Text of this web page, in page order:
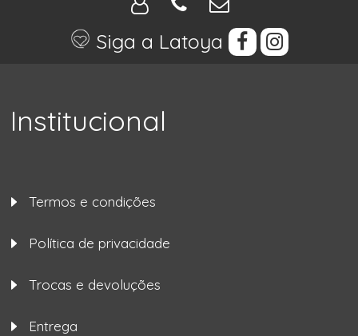
Siga a Latoya
Institucional
Termos e condições
Política de privacidade
Trocas e devoluções
Entrega